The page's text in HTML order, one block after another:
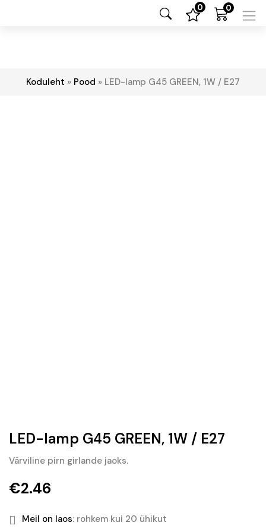
0 0
Koduleht » Pood » LED-lamp G45 GREEN, 1W / E27
LED-lamp G45 GREEN, 1W / E27
Värviline pirn girlande jaoks.
€2.46
Meil on laos: rohkem kui 20 ühikut